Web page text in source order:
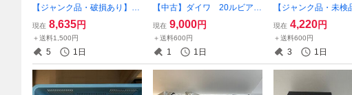
【ジャンク品・破損あり】
死神デス 悪魔城ドラキュラX
月下の夜想曲 スタチュー Firs
t 4 Figures コナミ【T-346
1】
現在 8,635円
＋送料1,500円
5 1日
【中古】ダイワ 20ルビアス
LT3000S-CXH 00060208
【釣-567】
現在 9,000円
＋送料600円
1 1日
【ジャンク品・未検
のみ ニンテンドー
チ ソフト 5本セッ
itch2 ポケモンレジ
A 他【ゲーム-600】
現在 4,220円
＋送料600円
3 1日